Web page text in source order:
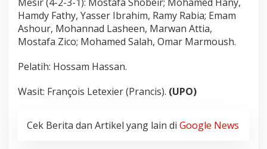
Hamdy Fathy, Yasser Ibrahim, Ramy Rabia; Emam
Ashour, Mohannad Lasheen, Marwan Attia,
Mostafa Zico; Mohamed Salah, Omar Marmoush.
Pelatih: Hossam Hassan.
Wasit: François Letexier (Prancis). (UPO)
Cek Berita dan Artikel yang lain di Google News